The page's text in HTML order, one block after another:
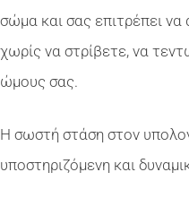
σώμα και σας επιτρέπει
χωρίς να στρίβετε, να
ώμους σας.
Η σωστή στάση στον
υποστηριζόμενη και